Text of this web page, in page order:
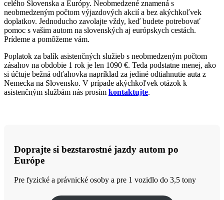
celého Slovenska a Európy. Neobmedzené znamená s
neobmedzeným počtom výjazdových akcií a bez akýchkoľvek
doplatkov. Jednoducho zavolajte vždy, keď budete potrebovať
pomoc s vašim autom na slovenských aj európskych cestách.
Prídeme a pomôžeme vám.
Poplatok za balík asistenčných služieb s neobmedzeným počtom
zásahov na obdobie 1 rok je len 1090 €. Teda podstatne menej, ako
si účtuje bežná odťahovka napríklad za jediné odtiahnutie auta z
Nemecka na Slovensko. V prípade akýchkoľvek otázok k
asistenčným službám nás prosím kontaktujte.
Doprajte si bezstarostné jazdy autom po
Európe
Pre fyzické a právnické osoby a pre 1 vozidlo do 3,5 tony